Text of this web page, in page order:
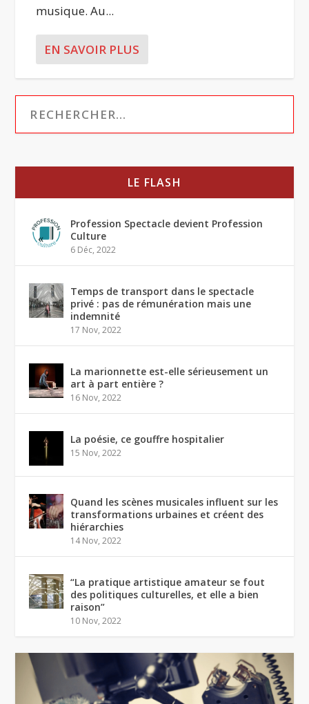
musique. Au...
EN SAVOIR PLUS
LE FLASH
Profession Spectacle devient Profession
Culture
6 Déc, 2022
Temps de transport dans le spectacle
privé : pas de rémunération mais une
indemnité
17 Nov, 2022
La marionnette est-elle sérieusement un
art à part entière ?
16 Nov, 2022
La poésie, ce gouffre hospitalier
15 Nov, 2022
Quand les scènes musicales influent sur les
transformations urbaines et créent des
hiérarchies
14 Nov, 2022
“La pratique artistique amateur se fout
des politiques culturelles, et elle a bien
raison”
10 Nov, 2022